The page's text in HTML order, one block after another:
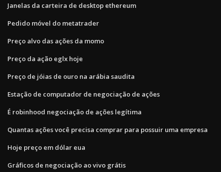
Janelas da carteira de desktop ethereum
Pedido móvel do metatrader
Preço alvo das ações da momo
Preço da ação eglx hoje
Preço de jóias de ouro na arábia saudita
Estação de computador de negociação de ações
É robinhood negociação de ações legítima
Quantas ações você precisa comprar para possuir uma empresa
Hoje preço em dólar eua
Gráficos de negociação ao vivo grátis